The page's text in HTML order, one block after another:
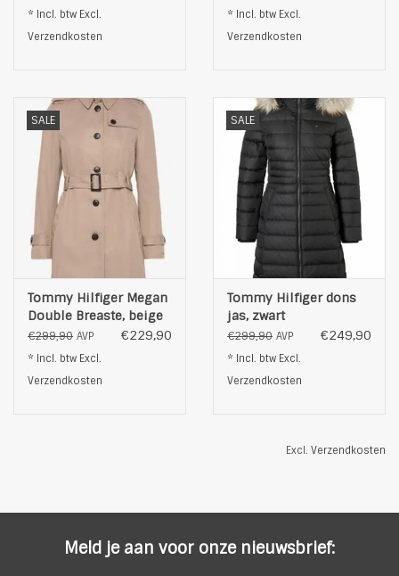
* Incl. btw Excl.
Verzendkosten
* Incl. btw Excl.
Verzendkosten
SALE
Tommy Hilfiger Megan
Double Breaste, beige
€299,90 AVP €229,90
* Incl. btw Excl.
Verzendkosten
SALE
Tommy Hilfiger dons
jas, zwart
€299,90 AVP €249,90
* Incl. btw Excl.
Verzendkosten
Excl. Verzendkosten
Meld je aan voor onze nieuwsbrief: